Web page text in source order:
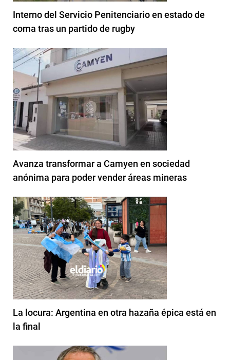
Interno del Servicio Penitenciario en estado de
coma tras un partido de rugby
Avanza transformar a Camyen en sociedad
anónima para poder vender áreas mineras
La locura: Argentina en otra hazaña épica está en
la final